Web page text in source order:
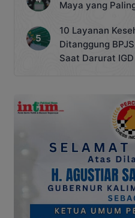
Maya yang
10 Layanan
Ditanggung
Saat Darurat IGD